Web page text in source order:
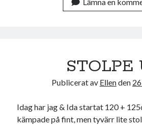
Lämna en
STOLPE
Publicerat av Ellenden
Idag har jag & Ida startat 120 +
kämpade på fint, men tyvärr lite